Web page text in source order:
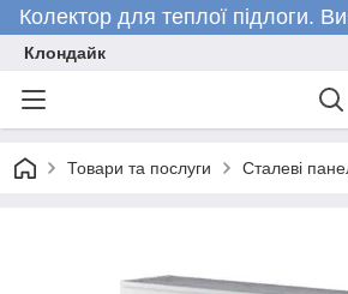
Колектор для теплої підлоги.
Клондайк
Товари та послуги Сталеві